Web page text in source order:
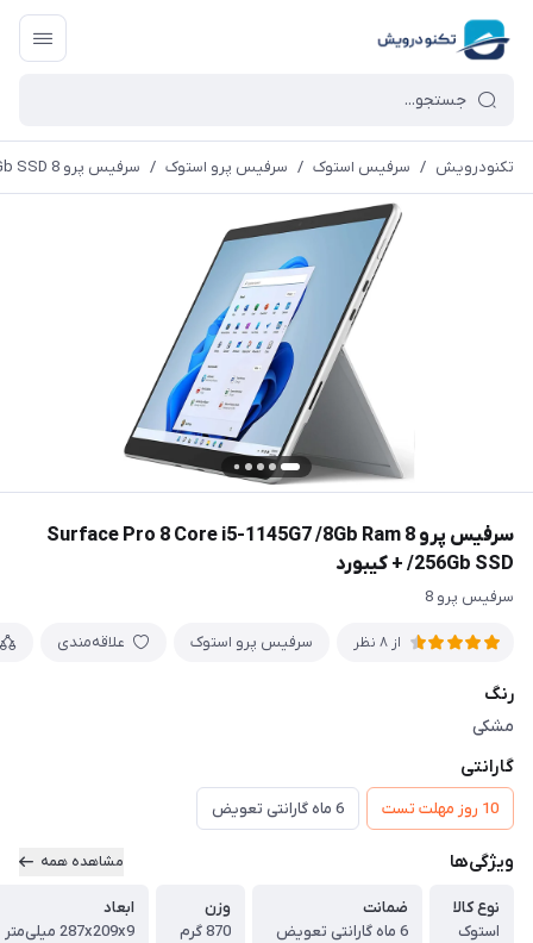
تکنودرویش / سرفیس استوک / سرفیس پرو استوک / سرفیس پرو 8 Surface Pro 8 Core i5-1145G7 /8Gb Ram /256Gb SSD + کیبورد
سرفیس پرو 8 Surface Pro 8 Core i5-1145G7 /8Gb Ram
/256Gb SSD + کیبورد
سرفیس پرو 8
از 8 نظر سرفیس پرو استوک علاقه‌مندی
رنگ
مشکی
گارانتی
10 روز مهلت تست 6 ماه گارانتی تعویض
ویژگی‌ها مشاهده همه
نوع کالا
استوک
ضمانت
6 ماه گارانتی تعویض
وزن
870 گرم
ابعاد
287x209x9 میلی‌متر